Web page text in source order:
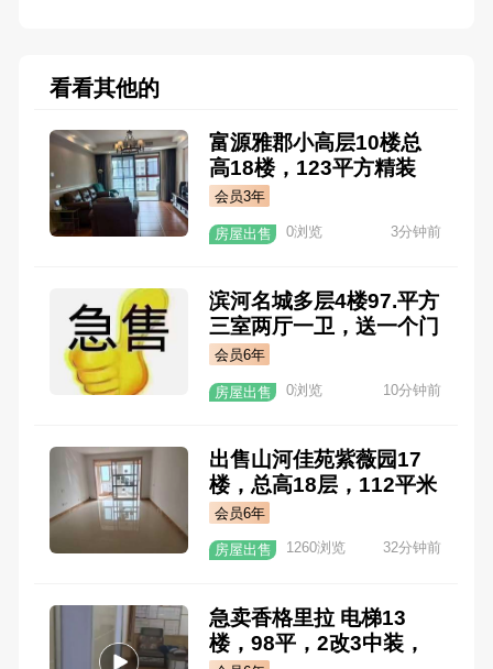
看看其他的
富源雅郡小高层10楼总
高18楼，123平方精装
修，南北通透户型，中央
空调，地暖，全屋软水，
系统窗户，三室两厅两
了，89.8万可
会员3年
房屋出售 0浏览 3分钟前
滨河名城多层4楼97.平方
三室两厅一卫，送一个门
朝北车库19平方可以住
修，房子干净利落，满五
会员6年
房屋出售 0浏览 10分钟前
出售山河佳苑紫薇园17
楼，总高18层，112平米
三室两厅一卫，简装没住
过，带储藏室，🈵五年唯
一，61万🉑谈
会员6年
房屋出售 1260浏览 32分钟前
急卖香格里拉 电梯13
楼，98平，2改3中装，